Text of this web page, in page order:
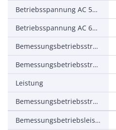
Betriebsspannung AC 50 Hz
Betriebsspannung AC 60 Hz
Bemessungsbetriebsstrom Ie bei AC-1, 400 V
Bemessungsbetriebsstrom Ie bei AC-3, 400 V
Leistung
Bemessungsbetriebsstrom Ie bei AC-4, 400 V
Bemessungsbetriebsleistung NEMA